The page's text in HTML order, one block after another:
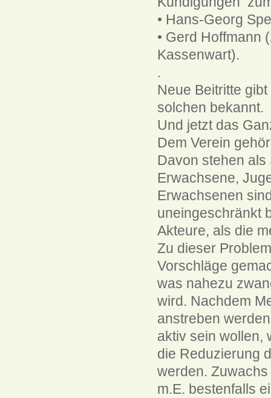
• Hans-Georg
• Gerd Hoffmann
Kassenwart).
.
Neue Beitritte
solchen bekannt.
Und jetzt das
Dem Verein
Davon stehen
Erwachsene,
Erwachsenen
uneingeschränkt
Akteure, als die
Zu dieser
Vorschläge
was nahezu
wird. Nachdem
anstreben
aktiv sein wollen,
die Reduzierung
werden. Zuwachs
m.E. bestenfalls